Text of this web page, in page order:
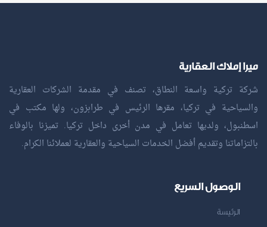
ميرا إملاك العقارية
شركة تركية واسعة النطاق، تصنف في مقدمة الشركات العقارية
والسياحية في تركيا، مقرها الرئيس في طرابزون، ولها مكتب في
اسطنبول، ولديها تعامل في مدن أخرى داخل تركيا. تميزنا بالوفاء
بالتزاماتنا وتقديم أفضل الخدمات السياحية والعقارية لعملائنا الكرام.
الوصول السريع
الرئيسة